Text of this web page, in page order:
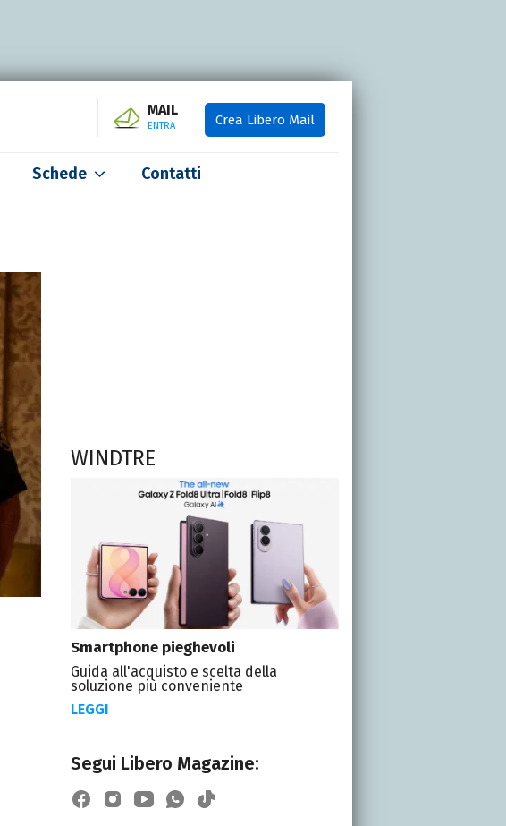
MAIL
ENTRA Crea Libero Mail
Schede Contatti
WINDTRE
Smartphone pieghevoli
Guida all'acquisto e scelta della
soluzione più conveniente
LEGGI
Segui Libero Magazine: